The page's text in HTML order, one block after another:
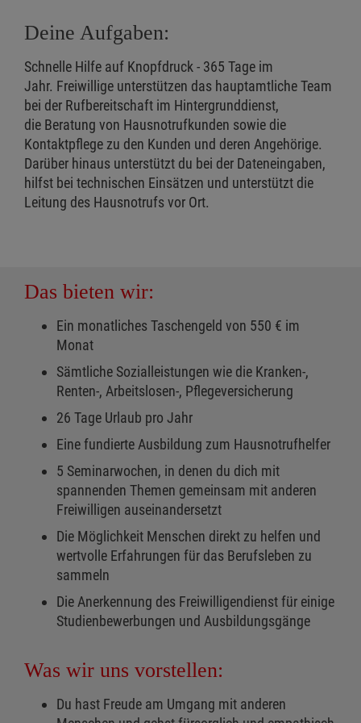
Deine Aufgaben:
Schnelle Hilfe auf Knopfdruck - 365 Tage im
Jahr. Freiwillige unterstützen das hauptamtliche Team
bei der Rufbereitschaft im Hintergrunddienst,
die Beratung von Hausnotrufkunden sowie die
Kontaktpflege zu den Kunden und deren Angehörige.
Darüber hinaus unterstützt du bei der Dateneingaben,
hilfst bei technischen Einsätzen und unterstützt die
Leitung des Hausnotrufs vor Ort.
Das bieten wir:
Ein monatliches Taschengeld von 550 € im
Monat
Sämtliche Sozialleistungen wie die Kranken-,
Renten-, Arbeitslosen-, Pflegeversicherung
26 Tage Urlaub pro Jahr
Eine fundierte Ausbildung zum Hausnotrufhelfer
5 Seminarwochen, in denen du dich mit
spannenden Themen gemeinsam mit anderen
Freiwilligen auseinandersetzt
Die Möglichkeit Menschen direkt zu helfen und
wertvolle Erfahrungen für das Berufsleben zu
sammeln
Die Anerkennung des Freiwilligendienst für einige
Studienbewerbungen und Ausbildungsgänge
Was wir uns vorstellen:
Du hast Freude am Umgang mit anderen